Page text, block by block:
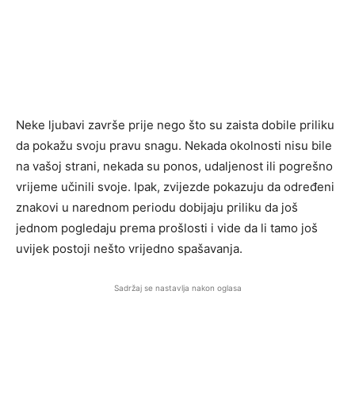
Neke ljubavi završe prije nego što su zaista dobile priliku
da pokažu svoju pravu snagu. Nekada okolnosti nisu bile
na vašoj strani, nekada su ponos, udaljenost ili pogrešno
vrijeme učinili svoje. Ipak, zvijezde pokazuju da određeni
znakovi u narednom periodu dobijaju priliku da još
jednom pogledaju prema prošlosti i vide da li tamo još
uvijek postoji nešto vrijedno spašavanja.
Sadržaj se nastavlja nakon oglasa